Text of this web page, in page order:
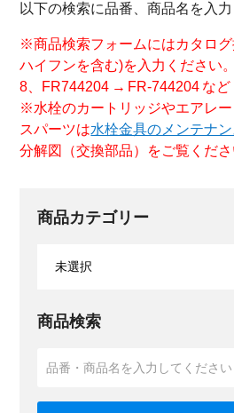
以下の検索に品番、商品名を入力
※商品検索フォームにはカタログ
ハイフンを含む)を入力ください
8、FR744204 → FR-744204 など
※水栓のカートリッジやエアレ
スパーツは水栓金具のメンテナ
分解図（交換部品）をご覧くださ
商品カテゴリー
商品検索